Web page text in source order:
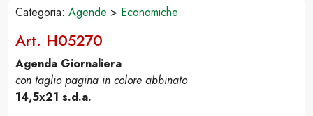
Categoria: Agende > Economiche
Art. H05270
Agenda Giornaliera
con taglio pagina in colore abbinato
14,5x21 s.d.a.